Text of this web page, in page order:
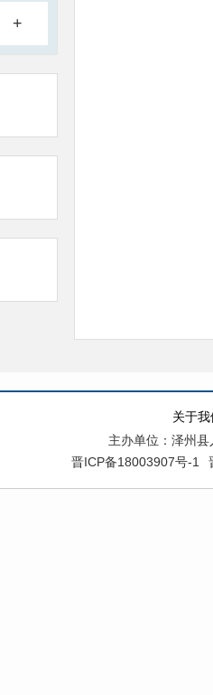
+
关于我
主办单位：泽州
晋ICP备18003907号-1